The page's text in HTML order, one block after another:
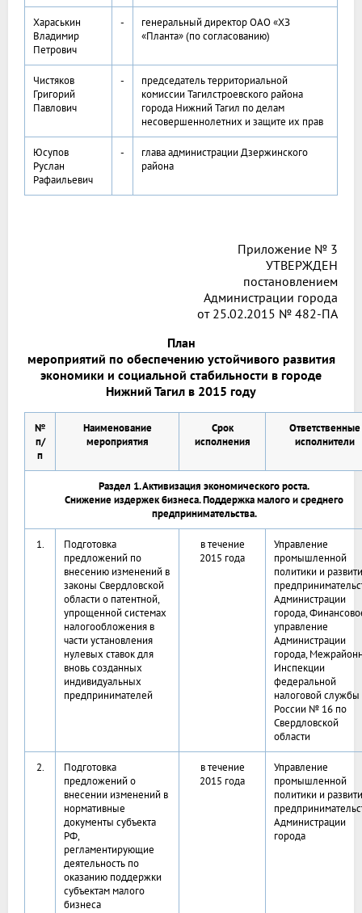
Хараськин
Владимир
Петрович
-
генеральный директор ОАО «ХЗ
«Планта» (по согласованию)
Чистяков
Григорий
Павлович
-
председатель территориальной
комиссии Тагилстроевского района
города Нижний Тагил по делам
несовершеннолетних и защите их прав
Юсупов
Руслан
Рафаильевич
-
глава администрации Дзержинского
района
Приложение № 3
УТВЕРЖДЕН
постановлением
Администрации города
от 25.02.2015 № 482-ПА
План
мероприятий по обеспечению устойчивого развития
экономики и социальной стабильности в городе
Нижний Тагил в 2015 году
№
п/
п
Наименование
мероприятия
Срок
исполнения
Ответственные
исполнители
Раздел 1. Активизация экономического роста.
Снижение издержек бизнеса. Поддержка малого и среднего
предпринимательства.
1.
Подготовка
предложений по
внесению изменений в
законы Свердловской
области о патентной,
упрощенной системах
налогообложения в
части установления
нулевых ставок для
вновь созданных
индивидуальных
предпринимателей
в течение
2015 года
Управление
промышленной
политики и
Администрации
города,
управление
Администрации
города,
Инспекции
федеральной
налоговой службы
России № 16 по
Свердловской
области
2.
Подготовка
предложений о
внесении изменений в
нормативные
документы субъекта
РФ,
регламентирующие
деятельность по
оказанию поддержки
субъектам малого
бизнеса
в течение
2015 года
Управление
промышленной
политики и
Администрации
города